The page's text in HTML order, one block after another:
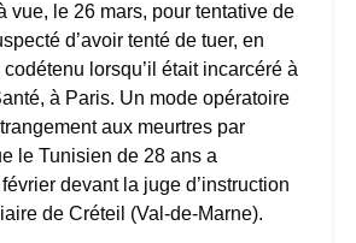
vue, le 26 mars, pour tentative de
d’avoir tenté de tuer, en
codétenu lorsqu’il était incarcéré à
à Paris. Un mode opératoire
aux meurtres par
le Tunisien de 28 ans a
devant la juge d’instruction
de Créteil (Val-de-Marne).